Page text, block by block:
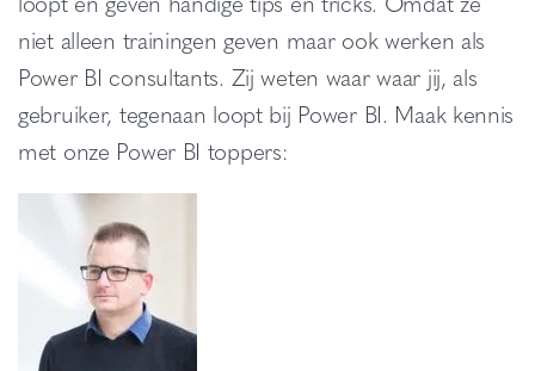
niet alleen trainingen geven maar ook werken als
Power BI consultants. Zij weten waar waar jij, als
gebruiker, tegenaan loopt bij Power BI. Maak kennis
met onze Power BI toppers: